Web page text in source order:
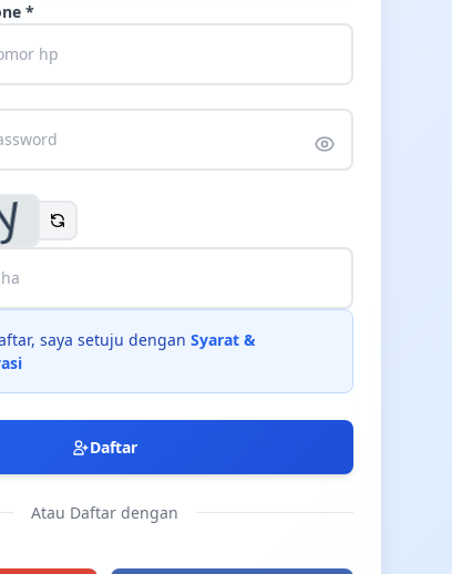
*
saya setuju dengan Syarat &
Daftar
Atau Daftar dengan